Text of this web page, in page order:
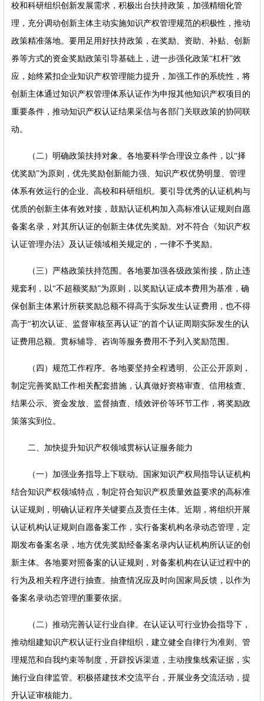
校和科研组织创新发展需求，积极出台扶持政策，加强精细化管
理，充分调动创新主体主动实施知识产权管理规范的积极性，推动
政策精准落地。要用足用好扶持政策，在奖励、资助、补贴、创新
券等方式的资金奖励政策引导基础上，进一步强化政策“杠杆”效
应，始终紧扣企业知识产权管理能力提升，加强工作的系统性，将
创新主体通过知识产权管理体系认证作为申报其他知识产权项目的
重要条件，推动知识产权认证结果采信与各部门关联政策的协同联
动。
（二）明确政策扶持对象。各地要科学合理设立条件，以“择
优奖励”为原则，优先奖励创新能力强、知识产权优势明显、管理
体系有效运行的企业、高校和科研组织。要引导优秀的认证机构与
优质的创新主体有效对接，鼓励认证机构加入高标准认证规则自愿
备案名录，对其所认证的创新主体优先奖励。对不符合《知识产权
认证管理办法》及认证领域相关规定的，一律不予奖励。
（三）严格政策扶持范围。各地要加强各级政策衔接，防止违
规套利，以“不超额奖励”为原则，以奖励认证成本费用为基准，确
保创新主体累计所获奖励总额不得高于实际发生认证费用，也不得
高于“初次认证、监督审核至再认证”的首个认证周期实际发生的认
证费用总额。贯标辅导、咨询等服务费用不予列入奖励范围。
（四）规范工作程序。各地要坚持全程透明、公正公开原则，
制定完善奖励工作相关配套措施，认真做好资格审查、信用核查、
结果公示、资金发放、监督抽查、绩效评价等环节工作，将奖励政
策落实到位。
二、加快提升知识产权领域贯标认证服务能力
（一）加强业务指导上下联动。国家知识产权局指导认证机构
结合知识产权领域特点，制定符合知识产权质量效益要求的高标准
认证规则，明确认证程序关键要点及责任主体。近期，将组织开展
认证机构认证规则自愿备案工作，实行备案机构名录动态管理，定
期发布备案名录，地方优先奖励经备案名录内认证机构所认证的创
新主体。各地要对照备案的认证规则，对备案机构在认证过程中的
行为及相关程序进行抽查。抽查情况应及时向国家局反馈，以作为
备案名录动态管理的重要依据。
（二）推动完善认证行业自律。在认证认可行业协会指导下，
推动组建知识产权认证行业自律组织，建立健全自律行为准则、管
理规范和自我约束等制度，开辟投诉渠道，主动搜集线索证据，实
施行业自律监管。积极搭建技术交流平台，开展业务交流活动，提
升认证审核能力。